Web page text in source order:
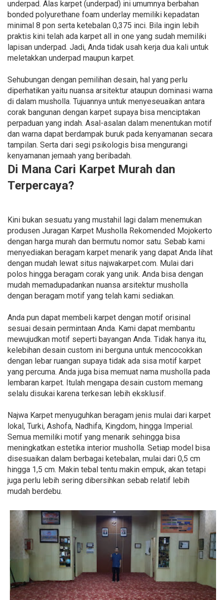
underpad. Alas karpet (underpad) ini umumnya berbahan
bonded polyurethane foam underlay memiliki kepadatan
minimal 8 pon serta ketebalan 0,375 inci. Bila ingin lebih
praktis kini telah ada karpet all in one yang sudah memiliki
lapisan underpad. Jadi, Anda tidak usah kerja dua kali untuk
meletakkan underpad maupun karpet.
Sehubungan dengan pemilihan desain, hal yang perlu
diperhatikan yaitu nuansa arsitektur ataupun dominasi warna
di dalam musholla. Tujuannya untuk menyeseuaikan antara
corak bangunan dengan karpet supaya bisa menciptakan
perpaduan yang indah. Asal-asalan dalam menentukan motif
dan warna dapat berdampak buruk pada kenyamanan secara
tampilan. Serta dari segi psikologis bisa mengurangi
kenyamanan jemaah yang beribadah.
Di Mana Cari Karpet Murah dan
Terpercaya?
Kini bukan sesuatu yang mustahil lagi dalam menemukan
produsen Juragan Karpet Musholla Rekomended Mojokerto
dengan harga murah dan bermutu nomor satu. Sebab kami
menyediakan beragam karpet menarik yang dapat Anda lihat
dengan mudah lewat situs najwakarpet.com. Mulai dari
polos hingga beragam corak yang unik. Anda bisa dengan
mudah memadupadankan nuansa arsitektur musholla
dengan beragam motif yang telah kami sediakan.
Anda pun dapat membeli karpet dengan motif orisinal
sesuai desain permintaan Anda. Kami dapat membantu
mewujudkan motif seperti bayangan Anda. Tidak hanya itu,
kelebihan desain custom ini berguna untuk mencocokkan
dengan lebar ruangan supaya tidak ada sisa motif karpet
yang percuma. Anda juga bisa memuat nama musholla pada
lembaran karpet. Itulah mengapa desain custom memang
selalu disukai karena terkesan lebih eksklusif.
Najwa Karpet menyuguhkan beragam jenis mulai dari karpet
lokal, Turki, Ashofa, Nadhifa, Kingdom, hingga Imperial.
Semua memiliki motif yang menarik sehingga bisa
meningkatkan estetika interior musholla. Setiap model bisa
disesuaikan dalam berbagai ketebalan, mulai dari 0,5 cm
hingga 1,5 cm. Makin tebal tentu makin empuk, akan tetapi
juga perlu lebih sering dibersihkan sebab relatif lebih
mudah berdebu.